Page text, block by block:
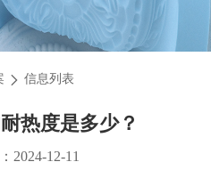
信息列表
热度是多少？
2024-12-11